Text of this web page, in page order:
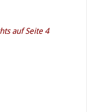
auf Seite 4